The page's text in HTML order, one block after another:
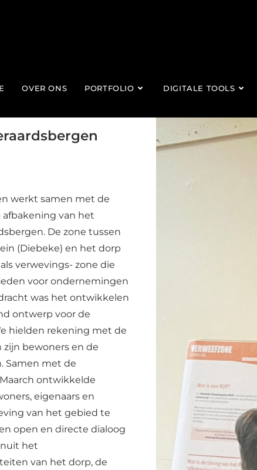
OVER ONS PORTFOLIO DIGITALE TOOLS
werkt samen met de
afbakening van het
De zone tussen
(Diebeke) en het dorp
verwevings- zone die
voor ondernemingen
was het ontwikkelen
ontwerp voor de
hielden rekening met de
bewoners en de
Samen met de
ontwikkelde
eigenaars en
van het gebied te
open en directe dialoog
het
van het dorp, de